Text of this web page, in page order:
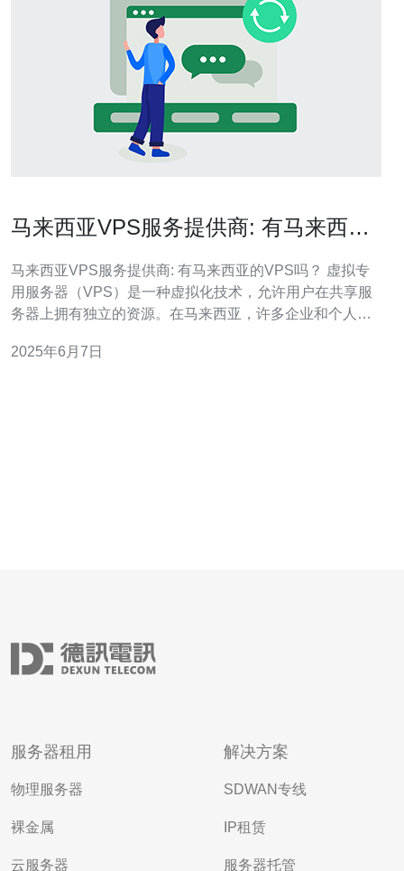
马来西亚VPS服务提供商: 有马来西亚
马来西亚VPS服务提供商: 有马来西亚的VPS吗？ 虚拟专
用服务器（VPS）是一种虚拟化技术，允许用户在共享服
务器上拥有独立的资源。在马来西亚，许多企业和个人寻
是，是否有马来西亚的VPS服务提供商呢？本文将探讨这
2025年6月7日
服务器租用
物理服务器
裸金属
云服务器
解决方案
SDWAN专线
IP租赁
服务器托管